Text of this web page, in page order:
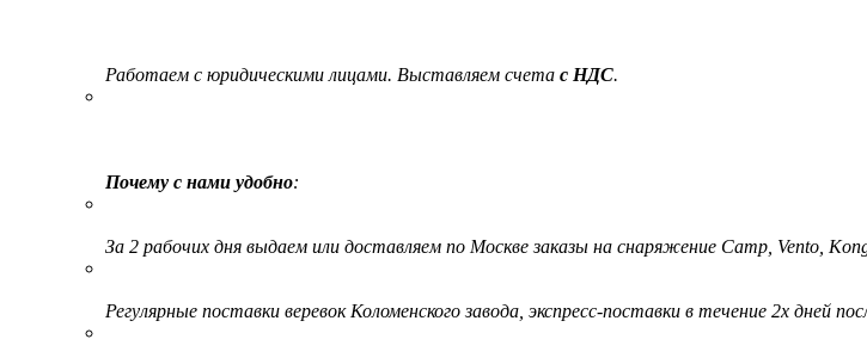
Работаем с юридическими лицами. Выставляем счета с НДС.
Почему с нами удобно:
За 2 рабочих дня выдаем или доставляем по Москве заказы на снаряжение Camp, Vento,
Регулярные поставки веревок Коломенского завода, экспресс-поставки в течение 2х дней